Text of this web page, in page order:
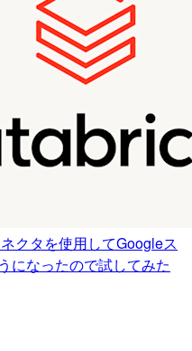
クタを使用してGoogleス
になったので試してみた